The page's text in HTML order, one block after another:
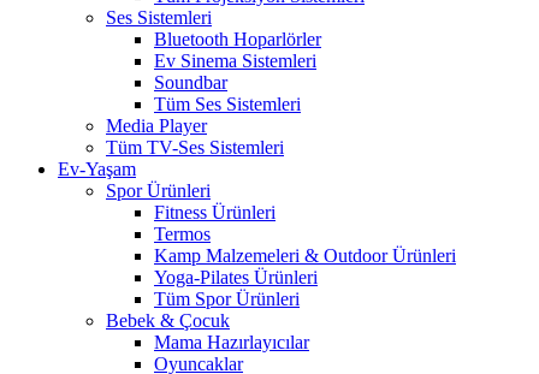
Ses Sistemleri
Bluetooth Hoparlörler
Ev Sinema Sistemleri
Soundbar
Tüm Ses Sistemleri
Media Player
Tüm TV-Ses Sistemleri
Ev-Yaşam
Spor Ürünleri
Fitness Ürünleri
Termos
Kamp Malzemeleri & Outdoor Ürünleri
Yoga-Pilates Ürünleri
Tüm Spor Ürünleri
Bebek & Çocuk
Mama Hazırlayıcılar
Oyuncaklar